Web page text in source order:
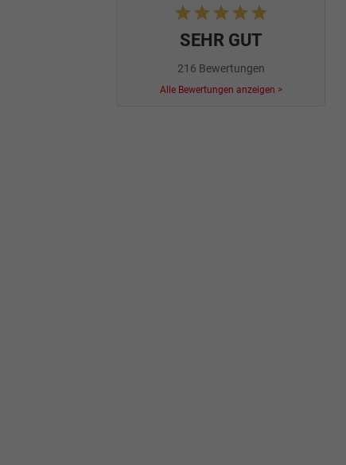
SEHR GUT
216 Bewertungen
Alle Bewertungen anzeigen >